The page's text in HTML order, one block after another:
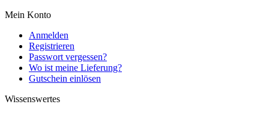
Mein Konto
Anmelden
Registrieren
Passwort vergessen?
Wo ist meine Lieferung?
Gutschein einlösen
Wissenswertes